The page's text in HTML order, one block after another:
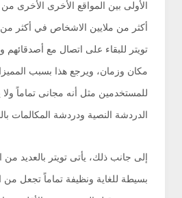
الأولى بين المواقع الأخرى الأخرى
تويتر للبقاء على اتصال مع
مكان وزمان، ويرجع هذا بسبب
للمستخدمين مثل أنه مجانى تماماً
الدردشة النصية ودردشة المكالمات
إلى جانب ذلك، يأتى تويتر بالعديد
بسيطة للغاية ونظيفة تماماً تجعل